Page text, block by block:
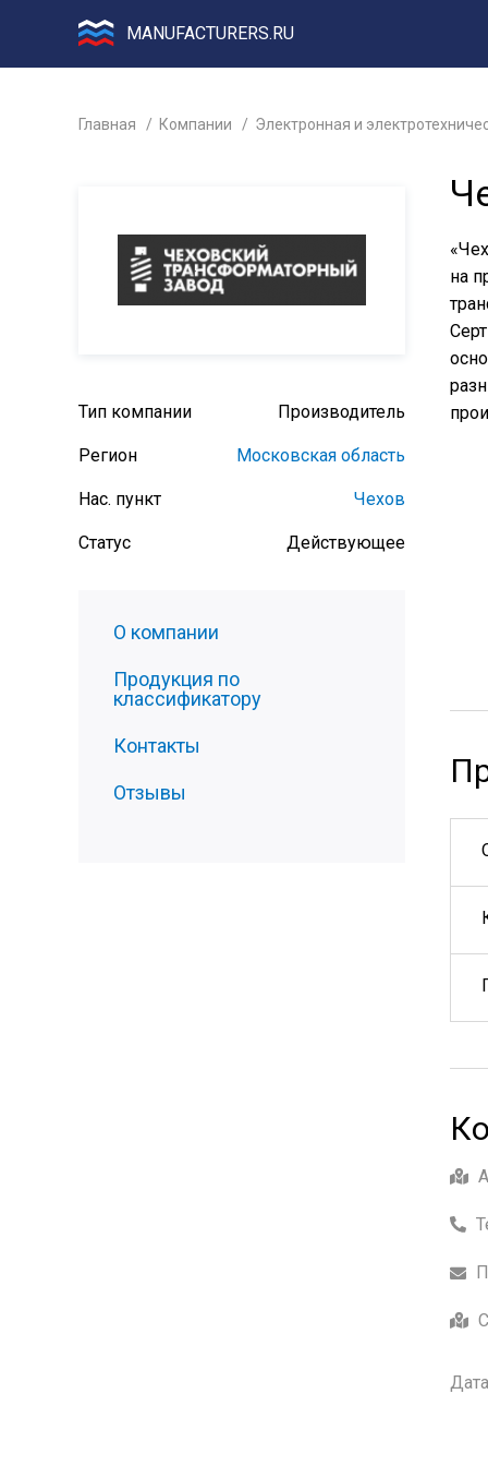
MANUFACTURERS.RU
Главная Компании Электронная и
Тип компании Производитель
Регион Московская область
Нас. пункт Чехов
Статус Действующее
О компании
Продукция по
классификатору
Контакты
Отзывы
на